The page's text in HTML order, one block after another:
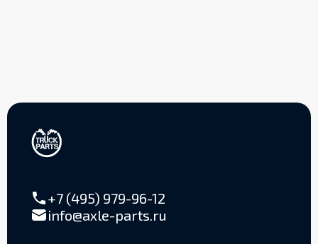
+7 (495) 979-96-12
info@axle-parts.ru